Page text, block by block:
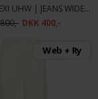
PULZ - PZALEXI UHW | JEANS WIDE MEDIUM BLUE DENIM
DKK 400,-
Web + Ry